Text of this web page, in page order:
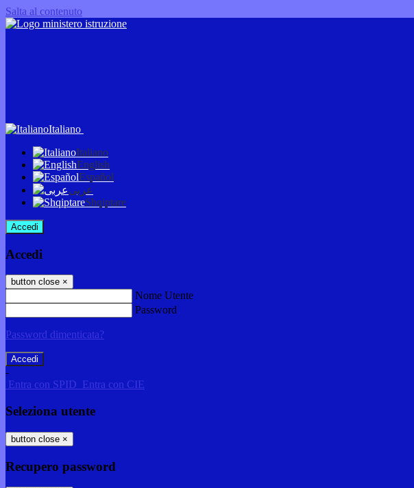
Salta al contenuto
Italiano
Italiano
English
Español
عربى
Shqiptare
Accedi
Accedi
button close ×
Nome Utente
Password
Password dimenticata?
-
Entra con SPID Entra con CIE
Seleziona utente
button close ×
Recupero password